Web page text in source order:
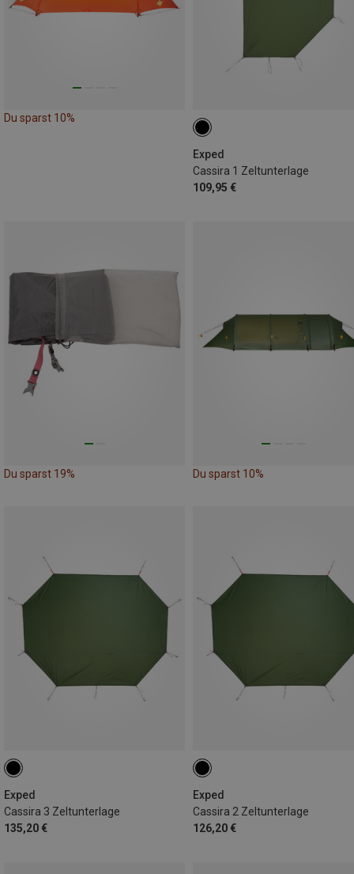
Du sparst 10%
Exped
Cassira 1 Zeltunterlage
109,95 €
Du sparst 19% Du sparst 10%
Exped
Cassira 3 Zeltunterlage
135,20 €
Exped
Cassira 2 Zeltunterlage
126,20 €